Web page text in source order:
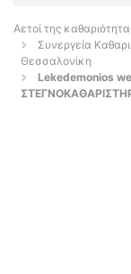
Αετοί της
Συνεργεία
Θεσσαλονίκη
Lekedemonios